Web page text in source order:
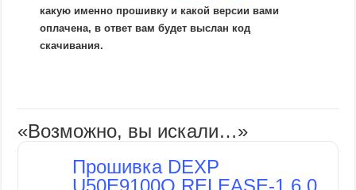
какую именно прошивку и какой версии вами
оплачена, в ответ вам будет выслан код
скачивания.
«Возможно, вы искали…»
Прошивка DEXP
U50E9100Q RELEASE-1.6.0